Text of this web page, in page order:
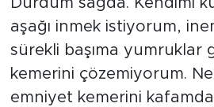
Durdum sağda. Kendimi
aşağı inmek istiyorum,
sürekli başıma yumruklar
kemerini çözemiyorum.
emniyet kemerini